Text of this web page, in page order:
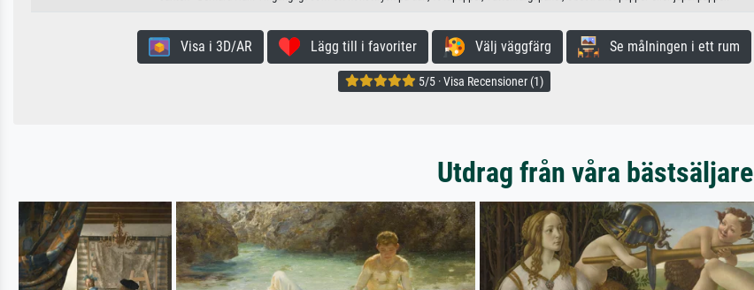
Visa i 3D/AR Lägg till i favoriter Välj väggfärg Se målningen i ett rum
5/5 · Visa Recensioner (1)
Utdrag från våra bästsäljare